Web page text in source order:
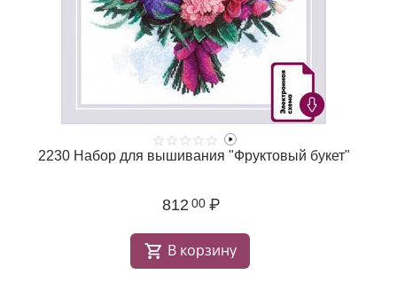
2230 Набор для вышивания "Фруктовый букет"
812 00 ₽
В корзину